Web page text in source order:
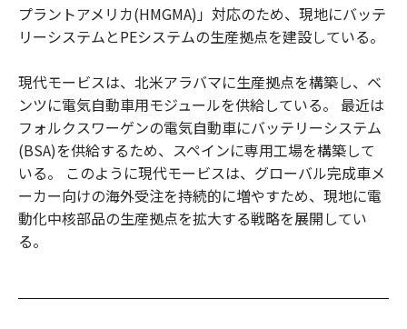
プラントアメリカ(HMGMA)」対応のため、現地にバッテ
リーシステムとPEシステムの生産拠点を建設している。
現代モービスは、北米アラバマに生産拠点を構築し、ベ
ンツに電気自動車用モジュールを供給している。 最近は
フォルクスワーゲンの電気自動車にバッテリーシステム
(BSA)を供給するため、スペインに専用工場を構築して
いる。 このように現代モービスは、グローバル完成車メ
ーカー向けの海外受注を持続的に増やすため、現地に電
動化中核部品の生産拠点を拡大する戦略を展開してい
る。